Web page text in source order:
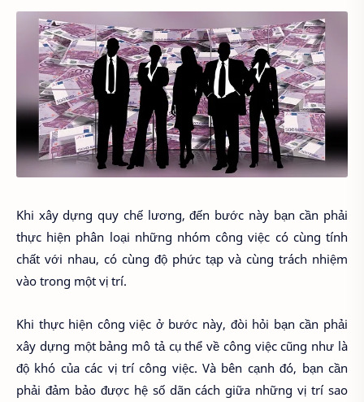
Khi xây dựng quy chế lương, đến bước này bạn cần phải
thực hiện phân loại những nhóm công việc có cùng tính
chất với nhau, có cùng độ phức tạp và cùng trách nhiệm
vào trong một vị trí.
Khi thực hiện công việc ở bước này, đòi hỏi bạn cần phải
xây dựng một bảng mô tả cụ thể về công việc cũng như là
độ khó của các vị trí công việc. Và bên cạnh đó, bạn cần
phải đảm bảo được hệ số dãn cách giữa những vị trí sao